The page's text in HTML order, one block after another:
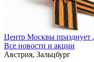
Центр Москвы
Все новости и акции
Австрия, Зальцбург